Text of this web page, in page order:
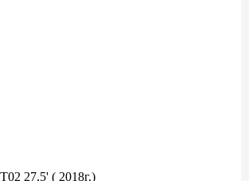
27,5' ( 2018г.)